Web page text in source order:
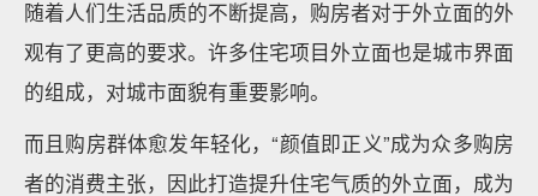
随着人们生活品质的不断提高，购房者对于外立面的外
观有了更高的要求。许多住宅项目外立面也是城市界面
的组成，对城市面貌有重要影响。
而且购房群体愈发年轻化，“颜值即正义”成为众多购房
者的消费主张，因此打造提升住宅气质的外立面，成为